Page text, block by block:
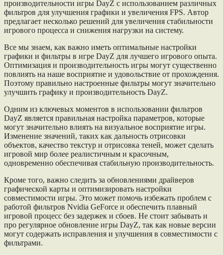
производительности игры DayZ с использованием различных
фильтров для улучшения графики и увеличения FPS. Автор
предлагает несколько решений для увеличения стабильности
игрового процесса и снижения нагрузки на систему.
Все мы знаем, как важно иметь оптимальные настройки
графики и фильтры в игре DayZ для лучшего игрового опыта.
Оптимизация и производительность игры могут существенно
повлиять на наше восприятие и удовольствие от прохождения.
Поэтому правильно настроенные фильтры могут значительно
улучшить графику и производительность DayZ.
Одним из ключевых моментов в использовании фильтров
DayZ является правильная настройка параметров, которые
могут значительно влиять на визуальное восприятие игры.
Изменение значений, таких как дальность отрисовки
объектов, качество текстур и отрисовка теней, может сделать
игровой мир более реалистичным и красочным,
одновременно обеспечивая стабильную производительность.
Кроме того, важно следить за обновлениями драйверов
графической карты и оптимизировать настройки
совместимости игры. Это может помочь избежать проблем с
работой фильтров Nvidia GeForce и обеспечить плавный
игровой процесс без задержек и сбоев. Не стоит забывать и
про регулярное обновление игры DayZ, так как новые версии
могут содержать исправления и улучшения в совместимости с
фильтрами.